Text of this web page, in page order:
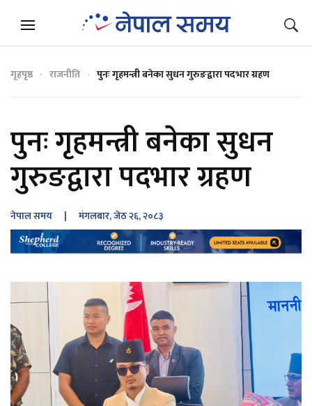
गृहपृष्ठ राजनीति पुनः गृहमन्त्री बनेका सुधन गुरुङद्वारा पदभार ग्रहण
पुनः गृहमन्त्री बनेका सुधन
गुरुङद्वारा पदभार ग्रहण
नेपाल समय | मंगलबार, जेठ २६, २०८३